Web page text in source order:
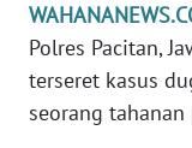
Polres Pacitan,
terseret kasus
seorang
EDITORIAL
Informasi